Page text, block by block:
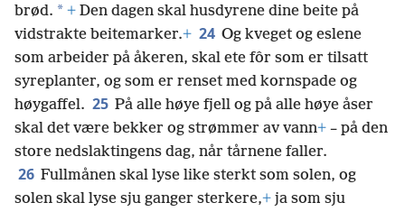
brød. * + Den dagen skal husdyrene dine beite på
vidstrakte beitemarker.+ 24 Og kveget og eslene
som arbeider på åkeren, skal ete fôr som er tilsatt
syreplanter, og som er renset med kornspade og
høygaffel. 25 På alle høye fjell og på alle høye åser
skal det være bekker og strømmer av vann+ – på den
store nedslaktingens dag, når tårnene faller.
26 Fullmånen skal lyse like sterkt som solen, og
solen skal lyse sju ganger sterkere,+ ja som sju